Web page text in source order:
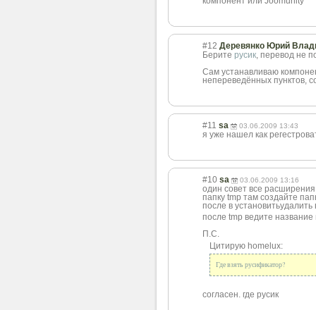
#12 Деревянко Юрий
Берите русик, перевод не
Сам устанавливаю
непереведённых пунктов,
#11 sa 03.06.2009 13:43
я уже нашел как
#10 sa 03.06.2009 13:16
один совет все
папку tmp там создайте
после в установитьудалить
после tmp ведите название
П.С.
Цитирую homelux:
Где взять русификатор?
согласен. где русик